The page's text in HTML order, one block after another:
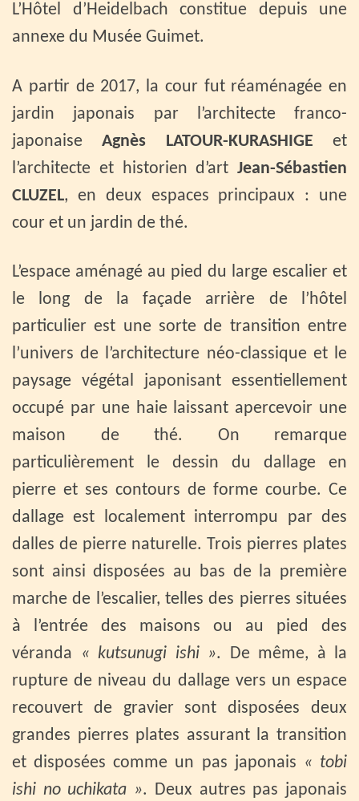
L’Hôtel d’Heidelbach constitue depuis une
annexe du Musée Guimet.
A partir de 2017, la cour fut réaménagée en
jardin japonais par l’architecte franco-
japonaiseAgnès LATOUR-KURASHIGE et
l’architecte et historien d’art Jean-Sébastien
CLUZEL, en deux espaces principaux : une
cour et un jardin de thé.
L’espace aménagé au pied du large escalier et
le long de la façade arrière de l’hôtel
particulier est une sorte de transition entre
l’univers de l’architecture néo-classique et le
paysage végétal japonisant essentiellement
occupé par une haie laissant apercevoir une
maison de thé. On remarque
particulièrement le dessin du dallage en
pierre et ses contours de forme courbe. Ce
dallage est localement interrompu par des
dalles de pierre naturelle. Trois pierres plates
sont ainsi disposées au bas de la première
marche de l’escalier, telles des pierres situées
à l’entrée des maisons ou au pied des
véranda « kutsunugi ishi ». De même, à la
rupture de niveau du dallage vers un espace
recouvert de gravier sont disposées deux
grandes pierres plates assurant la transition
et disposées comme un pas japonais « tobi
ishi no uchikata ». Deux autres pas japonais